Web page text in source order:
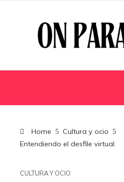
Home
Cultura y ocio
Entendiendo el desfile virtual
CULTURA Y OCIO